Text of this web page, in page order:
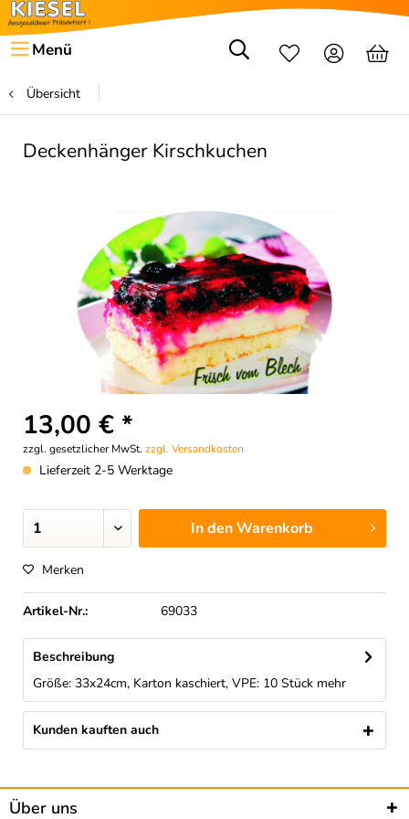
Menü
Übersicht
Deckenhänger Kirschkuchen
13,00 € *
zzgl. gesetzlicher MwSt. zzgl. Versandkosten
Lieferzeit 2-5 Werktage
In denWarenkorb
Merken
Artikel-Nr.: 69033
Beschreibung
Größe: 33x24cm, Karton kaschiert, VPE: 10 Stück mehr
Kunden kauften auch
Über uns